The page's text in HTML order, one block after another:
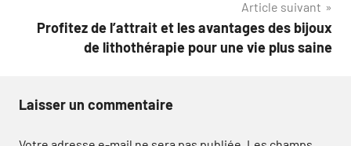
Article suivant
Profitez de l’attrait et les avantages des bijoux
de lithothérapie pour une vie plus saine
Laisser un commentaire